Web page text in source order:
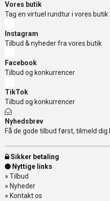
Vores butik
Tag en virtuel rundtur i vores butik
Instagram
Tilbud & nyheder fra vores butik
Facebook
Tilbud og konkurrencer
TikTok
Tilbud og konkurrencer
Nyhedsbrev
Få de gode tilbud først, tilmeld dig
Sikker betaling
Nyttige links
» Tilbud
» Nyheder
» Kontakt os